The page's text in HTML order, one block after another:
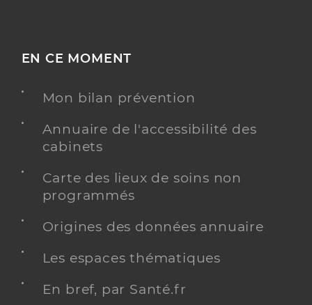
EN CE MOMENT
Mon bilan prévention
Annuaire de l'accessibilité des
cabinets
Carte des lieux de soins non
programmés
Origines des données annuaire
Les espaces thématiques
En bref, par Santé.fr